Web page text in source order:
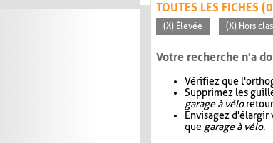
TOUTES LES FICHES
(X) Élevée (X) Hors
Votre recherche n'a
Vérifiez que
Supprimez les
garage à vélo
Envisagez
que garage à vélo.